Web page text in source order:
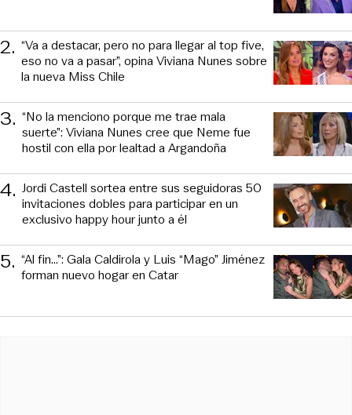
2. “Va a destacar, pero no para llegar al top five,
eso no va a pasar”, opina Viviana Nunes sobre
la nueva Miss Chile
3. “No la menciono porque me trae mala
suerte”: Viviana Nunes cree que Neme fue
hostil con ella por lealtad a Argandoña
4. Jordi Castell sortea entre sus seguidoras 50
invitaciones dobles para participar en un
exclusivo happy hour junto a él
5. “Al fin…”: Gala Caldirola y Luis “Mago” Jiménez
forman nuevo hogar en Catar